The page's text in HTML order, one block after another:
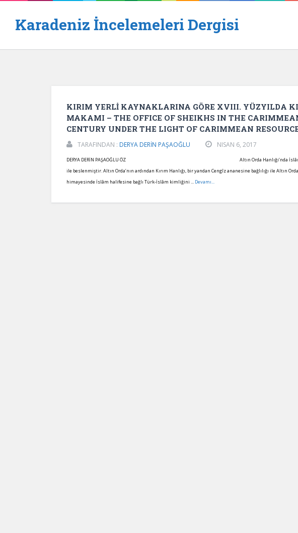
Karadeniz İncelemeleri Dergisi
KIRIM YERLİ KAYNAKLARINA GÖRE XVIII. YÜZYILDA
MAKAMI – THE OFFICE OF SHEIKHS IN THE
CENTURY UNDER THE LIGHT OF CARIMMEAN
TARAFINDAN : DERYA DERİN PAŞAOĞLU NISAN 6, 2017
DERYA DERİN PAŞAOĞLU ÖZ Altın Orda Hanlığı’nda İslâmlaşma
ile beslenmiştir. Altın Orda’nın ardından Kırım Hanlığı, bir yandan Cengîz ananesine bağlılığı ile Altın
himayesinde İslâm halifesine bağlı Türk-İslâm kimliğini ... Devamı...